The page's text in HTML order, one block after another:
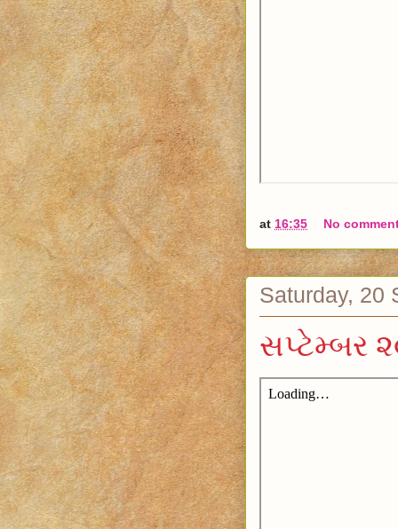
at 16:35 No
Saturday, 20
સપ્ટેમ્બર